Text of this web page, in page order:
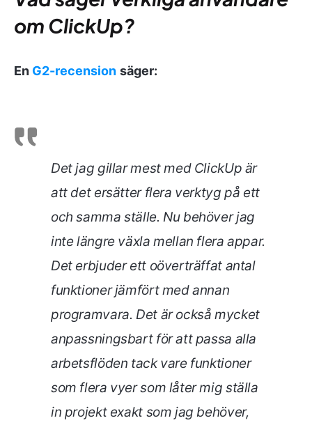
om ClickUp?
En G2-recension säger:
Det jag gillar mest med ClickUp är
att det ersätter flera verktyg på ett
och samma ställe. Nu behöver jag
inte längre växla mellan flera appar.
Det erbjuder ett oöverträffat antal
funktioner jämfört med annan
programvara. Det är också mycket
anpassningsbart för att passa alla
arbetsflöden tack vare funktioner
som flera vyer som låter mig ställa
in projekt exakt som jag behöver,